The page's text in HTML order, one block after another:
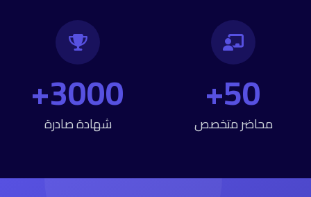
50+
محاضر متخصص
3000+
شهادة صادرة